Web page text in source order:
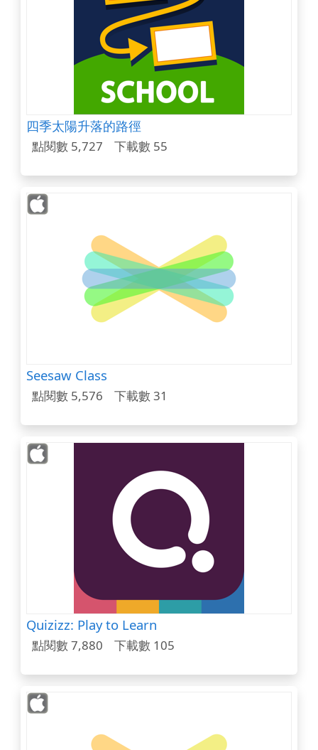
四季太陽升落的路徑
點閱數 5,727 下載數 55
Seesaw Class
點閱數 5,576 下載數 31
Quizizz: Play to Learn
點閱數 7,880 下載數 105